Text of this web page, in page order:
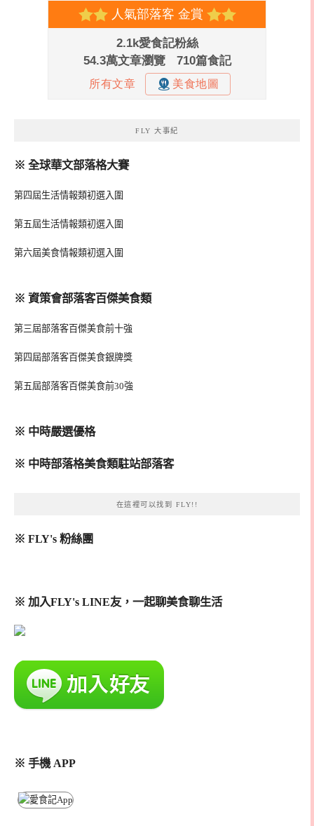
FLY 大事紀
※ 全球華文部落格大賽
第四屆生活情報類初選入圍
第五屆生活情報類初選入圍
第六屆美食情報類初選入圍
※ 資策會部落客百傑美食類
第三屆部落客百傑美食前十強
第四屆部落客百傑美食銀牌獎
第五屆部落客百傑美食前30強
※ 中時嚴選優格
※ 中時部落格美食類駐站部落客
在這裡可以找到 FLY!!
※ FLY's 粉絲團
※ 加入FLY's LINE友，一起聊美食聊生活
※ 手機 APP